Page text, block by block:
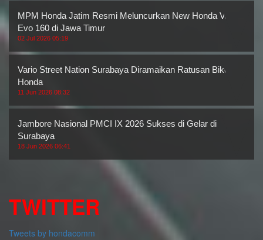
MPM Honda Jatim Resmi Meluncurkan New Honda Vario
Evo 160 di Jawa Timur
02 Jul 2026 05:19
Vario Street Nation Surabaya Diramaikan Ratusan Bikers
Honda
11 Jun 2026 08:32
Jambore Nasional PMCI IX 2026 Sukses di Gelar di
Surabaya
18 Jun 2026 06:41
TWITTER
Tweets by hondacomm